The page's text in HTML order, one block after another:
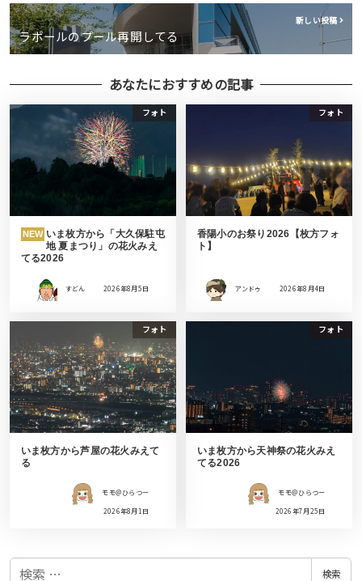
新しい投稿
ラポールのプール再開してる
あなたにおすすめの記事
フォト
NEW いま枚方から「大久保駐屯
地 夏まつり」の花火みえ
てる2026
すどん 2026年8月5日
フォト
香陽小のお祭り2026【枚方フォ
ト】
アンドゥ 2026年8月4日
フォト
いま枚方から芦屋の花火みえて
る
モモ＠ひらつー
2026年8月1日
フォト
いま枚方から天神祭の花火みえ
てる2026
モモ＠ひらつー
2026年7月25日
検
検索